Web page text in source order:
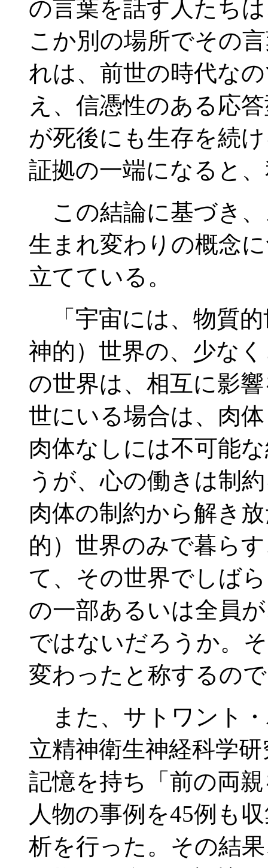
の言葉を話す人たち
こか別の場所でその
れは、前世の時代な
え、信憑性のある応
が死後にも生存を続
証拠の一端になると
この結論に基づき
生まれ変わりの概念
立てている。
「宇宙には、物質的
神的）世界の、少な
の世界は、相互に影
世にいる場合は、肉
肉体なしには不可能
うが、心の働きは制
肉体の制約から解き
的）世界のみで暮ら
て、その世界でしば
の一部あるいは全員
ではないだろうか。
変わったと称するの
また、サトワント
立精神衛生神経科学
記憶を持ち「前の両
人物の事例を45例も
析を行った。その結